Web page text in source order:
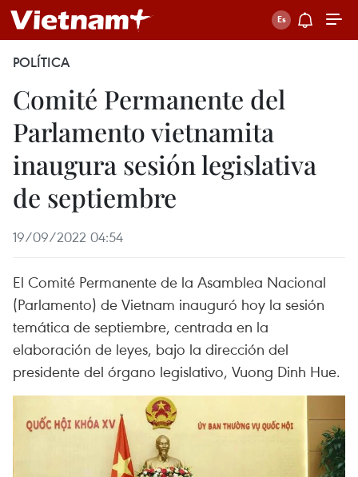
POLÍTICA
Comité Permanente del
Parlamento vietnamita
inaugura sesión legislativa
de septiembre
19/09/2022 04:54
El Comité Permanente de la Asamblea Nacional
(Parlamento) de Vietnam inauguró hoy la sesión
temática de septiembre, centrada en la
elaboración de leyes, bajo la dirección del
presidente del órgano legislativo, Vuong Dinh Hue.